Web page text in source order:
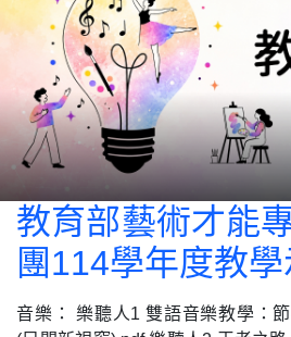
教育部藝術才能
團114學年度教學
音樂： 樂聽人1 雙語音樂教學：